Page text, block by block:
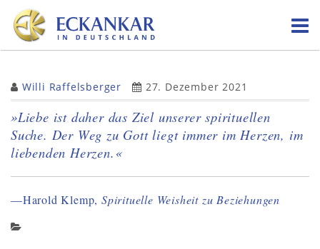
Skip
content
Willi Raffelsberger 27. Dezember 2021
»Liebe ist daher das Ziel unserer spirituellen
Suche. Der Weg zu Gott liegt immer im Herzen, im
liebenden Herzen.«
—Harold Klemp, Spirituelle Weisheit zu Beziehungen